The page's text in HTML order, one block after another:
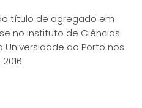
título de agregado em
no Instituto de Ciências
Universidade do Porto nos